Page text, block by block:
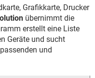
Grafikkarte, Drucker
übernimmt die
erstellt eine Liste
Geräte und sucht
und